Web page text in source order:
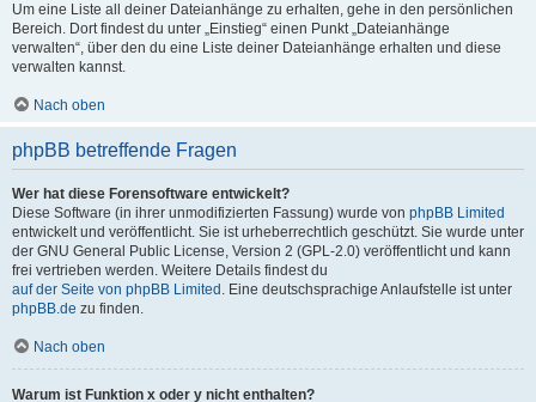
Um eine Liste all deiner Dateianhänge zu erhalten, gehe in den persönlichen
Bereich. Dort findest du unter „Einstieg“ einen Punkt „Dateianhänge
verwalten“, über den du eine Liste deiner Dateianhänge erhalten und diese
verwalten kannst.
Nach oben
phpBB betreffende Fragen
Wer hat diese Forensoftware entwickelt?
Diese Software (in ihrer unmodifizierten Fassung) wurde von phpBB Limited
entwickelt und veröffentlicht. Sie ist urheberrechtlich geschützt. Sie wurde unter
der GNU General Public License, Version 2 (GPL-2.0) veröffentlicht und kann
frei vertrieben werden. Weitere Details findest du
auf der Seite von phpBB Limited . Eine deutschsprachige Anlaufstelle ist unter
phpBB.de zu finden.
Nach oben
Warum ist Funktion x oder y nicht enthalten?